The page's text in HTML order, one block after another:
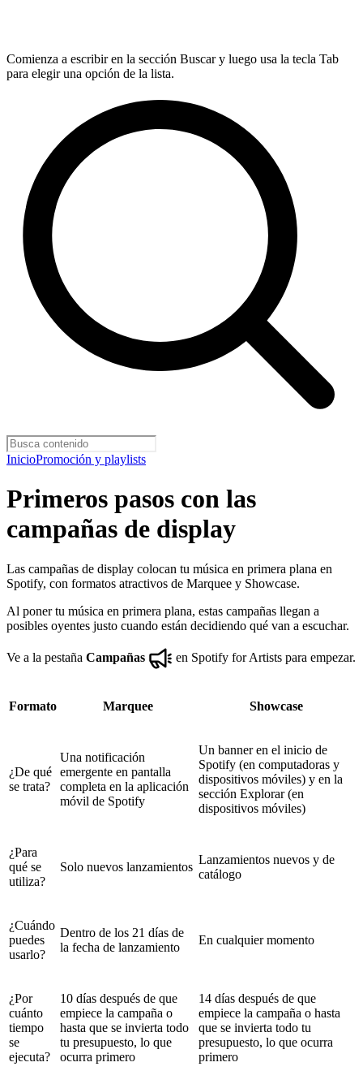
Comienza a escribir en la sección Buscar y luego usa la tecla Tab
para elegir una opción de la lista.
InicioPromoción y playlists
Primeros pasos con las
campañas de display
Las campañas de display colocan tu música en primera plana en
Spotify, con formatos atractivos de Marquee y Showcase.
Al poner tu música en primera plana, estas campañas llegan a
posibles oyentes justo cuando están decidiendo qué van a escuchar.
Ve a la pestaña Campañas en Spotify for Artists para empezar.
Formato Marquee Showcase
¿De qué
se trata?
Una notificación
emergente en pantalla
completa en la aplicación
móvil de Spotify
Un banner en el inicio de
Spotify (en computadoras y
dispositivos móviles) y en la
sección Explorar (en
dispositivos móviles)
¿Para
qué se
utiliza?
Solo nuevos lanzamientos
Lanzamientos nuevos y de
catálogo
¿Cuándo
puedes
usarlo?
Dentro de los 21 días de
la fecha de lanzamiento
En cualquier momento
¿Por
cuánto
tiempo
se
ejecuta?
10 días después de que
empiece la campaña o
hasta que se invierta todo
tu presupuesto, lo que
ocurra primero
14 días después de que
empiece la campaña o hasta
que se invierta todo tu
presupuesto, lo que ocurra
primero